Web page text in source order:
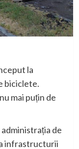
la
biciclete.
mai puțin de
de
infrastructurii